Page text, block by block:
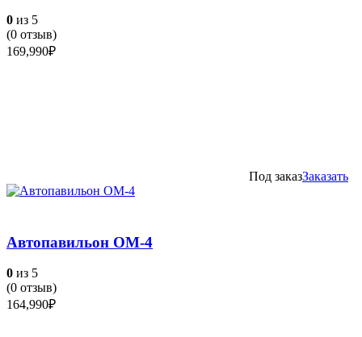
0 из 5
(0 отзыв)
169,990₽
Под заказЗаказать
Автопавильон ОМ-4
0 из 5
(0 отзыв)
164,990₽